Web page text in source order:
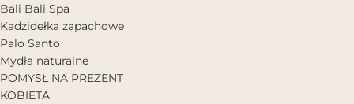
Bali Bali Spa
Kadzidełka zapachowe
Palo Santo
Mydła naturalne
POMYSŁ NA PREZENT
KOBIETA